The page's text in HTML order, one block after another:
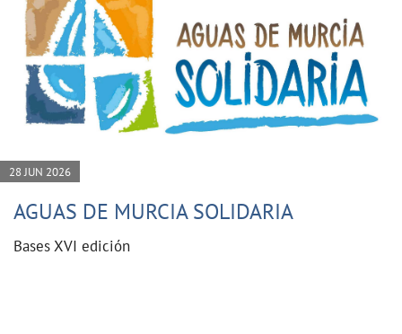
28 JUN 2026
AGUAS DE MURCIA SOLIDARIA
Bases XVI edición